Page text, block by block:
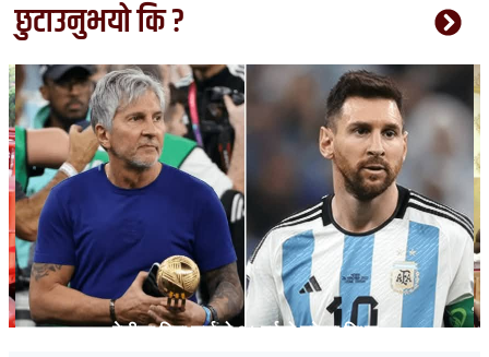
छुटाउनुभयो कि ?
मेसीका पिता जर्जको ६८ वर्षको उमेरमा निधन